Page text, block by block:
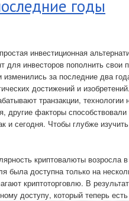
годы
инвестиционная
для инвесторов пополнить
за последние два
достижений и
транзакции,
другие факторы
и сегодня. Чтобы глубже
криптовалюты возросла
была доступна только на
криптоторговлю. В
доступу, который теперь